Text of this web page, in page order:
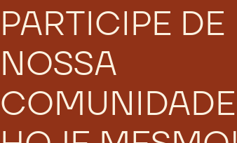
PARTICIPE DE
NOSSA
COMUNIDADE